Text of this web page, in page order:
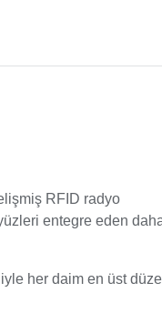
RFID radyo
entegre eden
her daim en üst